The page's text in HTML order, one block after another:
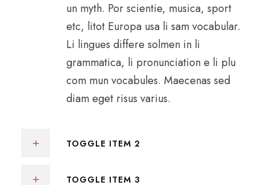
un myth. Por scientie, musica, sport
etc, litot Europa usa li sam vocabular.
Li lingues differe solmen in li
grammatica, li pronunciation e li plu
com mun vocabules. Maecenas sed
diam eget risus varius.
TOGGLE ITEM 2
TOGGLE ITEM 3